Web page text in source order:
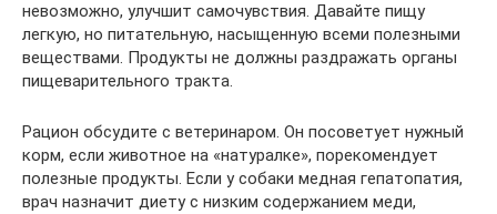
невозможно, улучшит самочувствия. Давайте пищу
легкую, но питательную, насыщенную всеми полезными
веществами. Продукты не должны раздражать органы
пищеварительного тракта.
Рацион обсудите с ветеринаром. Он посоветует нужный
корм, если животное на «натуралке», порекомендует
полезные продукты. Если у собаки медная гепатопатия,
врач назначит диету с низким содержанием меди,